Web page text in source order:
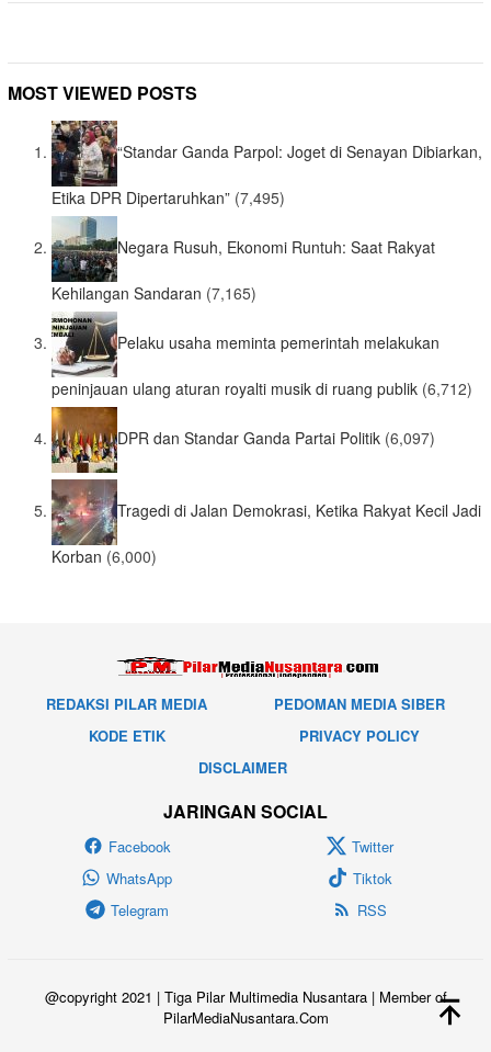
MOST VIEWED POSTS
“Standar Ganda Parpol: Joget di Senayan Dibiarkan,
Etika DPR Dipertaruhkan” (7,495)
Negara Rusuh, Ekonomi Runtuh: Saat Rakyat
Kehilangan Sandaran (7,165)
Pelaku usaha meminta pemerintah melakukan
peninjauan ulang aturan royalti musik di ruang publik (6,712)
DPR dan Standar Ganda Partai Politik (6,097)
Tragedi di Jalan Demokrasi, Ketika Rakyat Kecil Jadi
Korban (6,000)
REDAKSI PILAR MEDIA
PEDOMAN MEDIA SIBER
KODE ETIK
PRIVACY POLICY
DISCLAIMER
JARINGAN SOCIAL
Facebook
Twitter
WhatsApp
Tiktok
Telegram
RSS
@copyright 2021 | Tiga Pilar Multimedia Nusantara | Member of
PilarMediaNusantara.Com